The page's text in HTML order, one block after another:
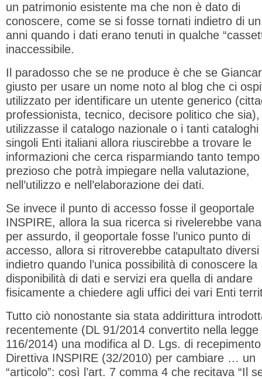
un patrimonio esistente ma che non è dato di
conoscere, come se si fosse tornati indietro di un
anni quando i dati erano tenuti in qualche
inaccessibile.
Il paradosso che se ne produce è che se
giusto per usare un nome noto al blog che ci
utilizzato per identificare un utente generico
professionista, tecnico, decisore politico che sia),
utilizzasse il catalogo nazionale o i tanti cataloghi
singoli Enti italiani allora riuscirebbe a trovare le
informazioni che cerca risparmiando tanto tempo
prezioso che potrà impiegare nella valutazione,
nell’utilizzo e nell’elaborazione dei dati.
Se invece il punto di accesso fosse il geoportale
INSPIRE, allora la sua ricerca si rivelerebbe
per assurdo, il geoportale fosse l’unico punto di
accesso, allora si ritroverebbe catapultato diversi
indietro quando l’unica possibilità di conoscere la
disponibilità di dati e servizi era quella di andare
fisicamente a chiedere agli uffici dei vari Enti
Tutto ciò nonostante sia stata addirittura
recentemente (DL 91/2014 convertito nella legge
116/2014) una modifica al D. Lgs. di
Direttiva INSPIRE (32/2010) per cambiare … un
“articolo”: così l’art. 7 comma 4 che recitava “Il